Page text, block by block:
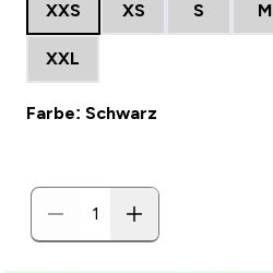
XXS XS S M
XXL
Farbe: Schwarz